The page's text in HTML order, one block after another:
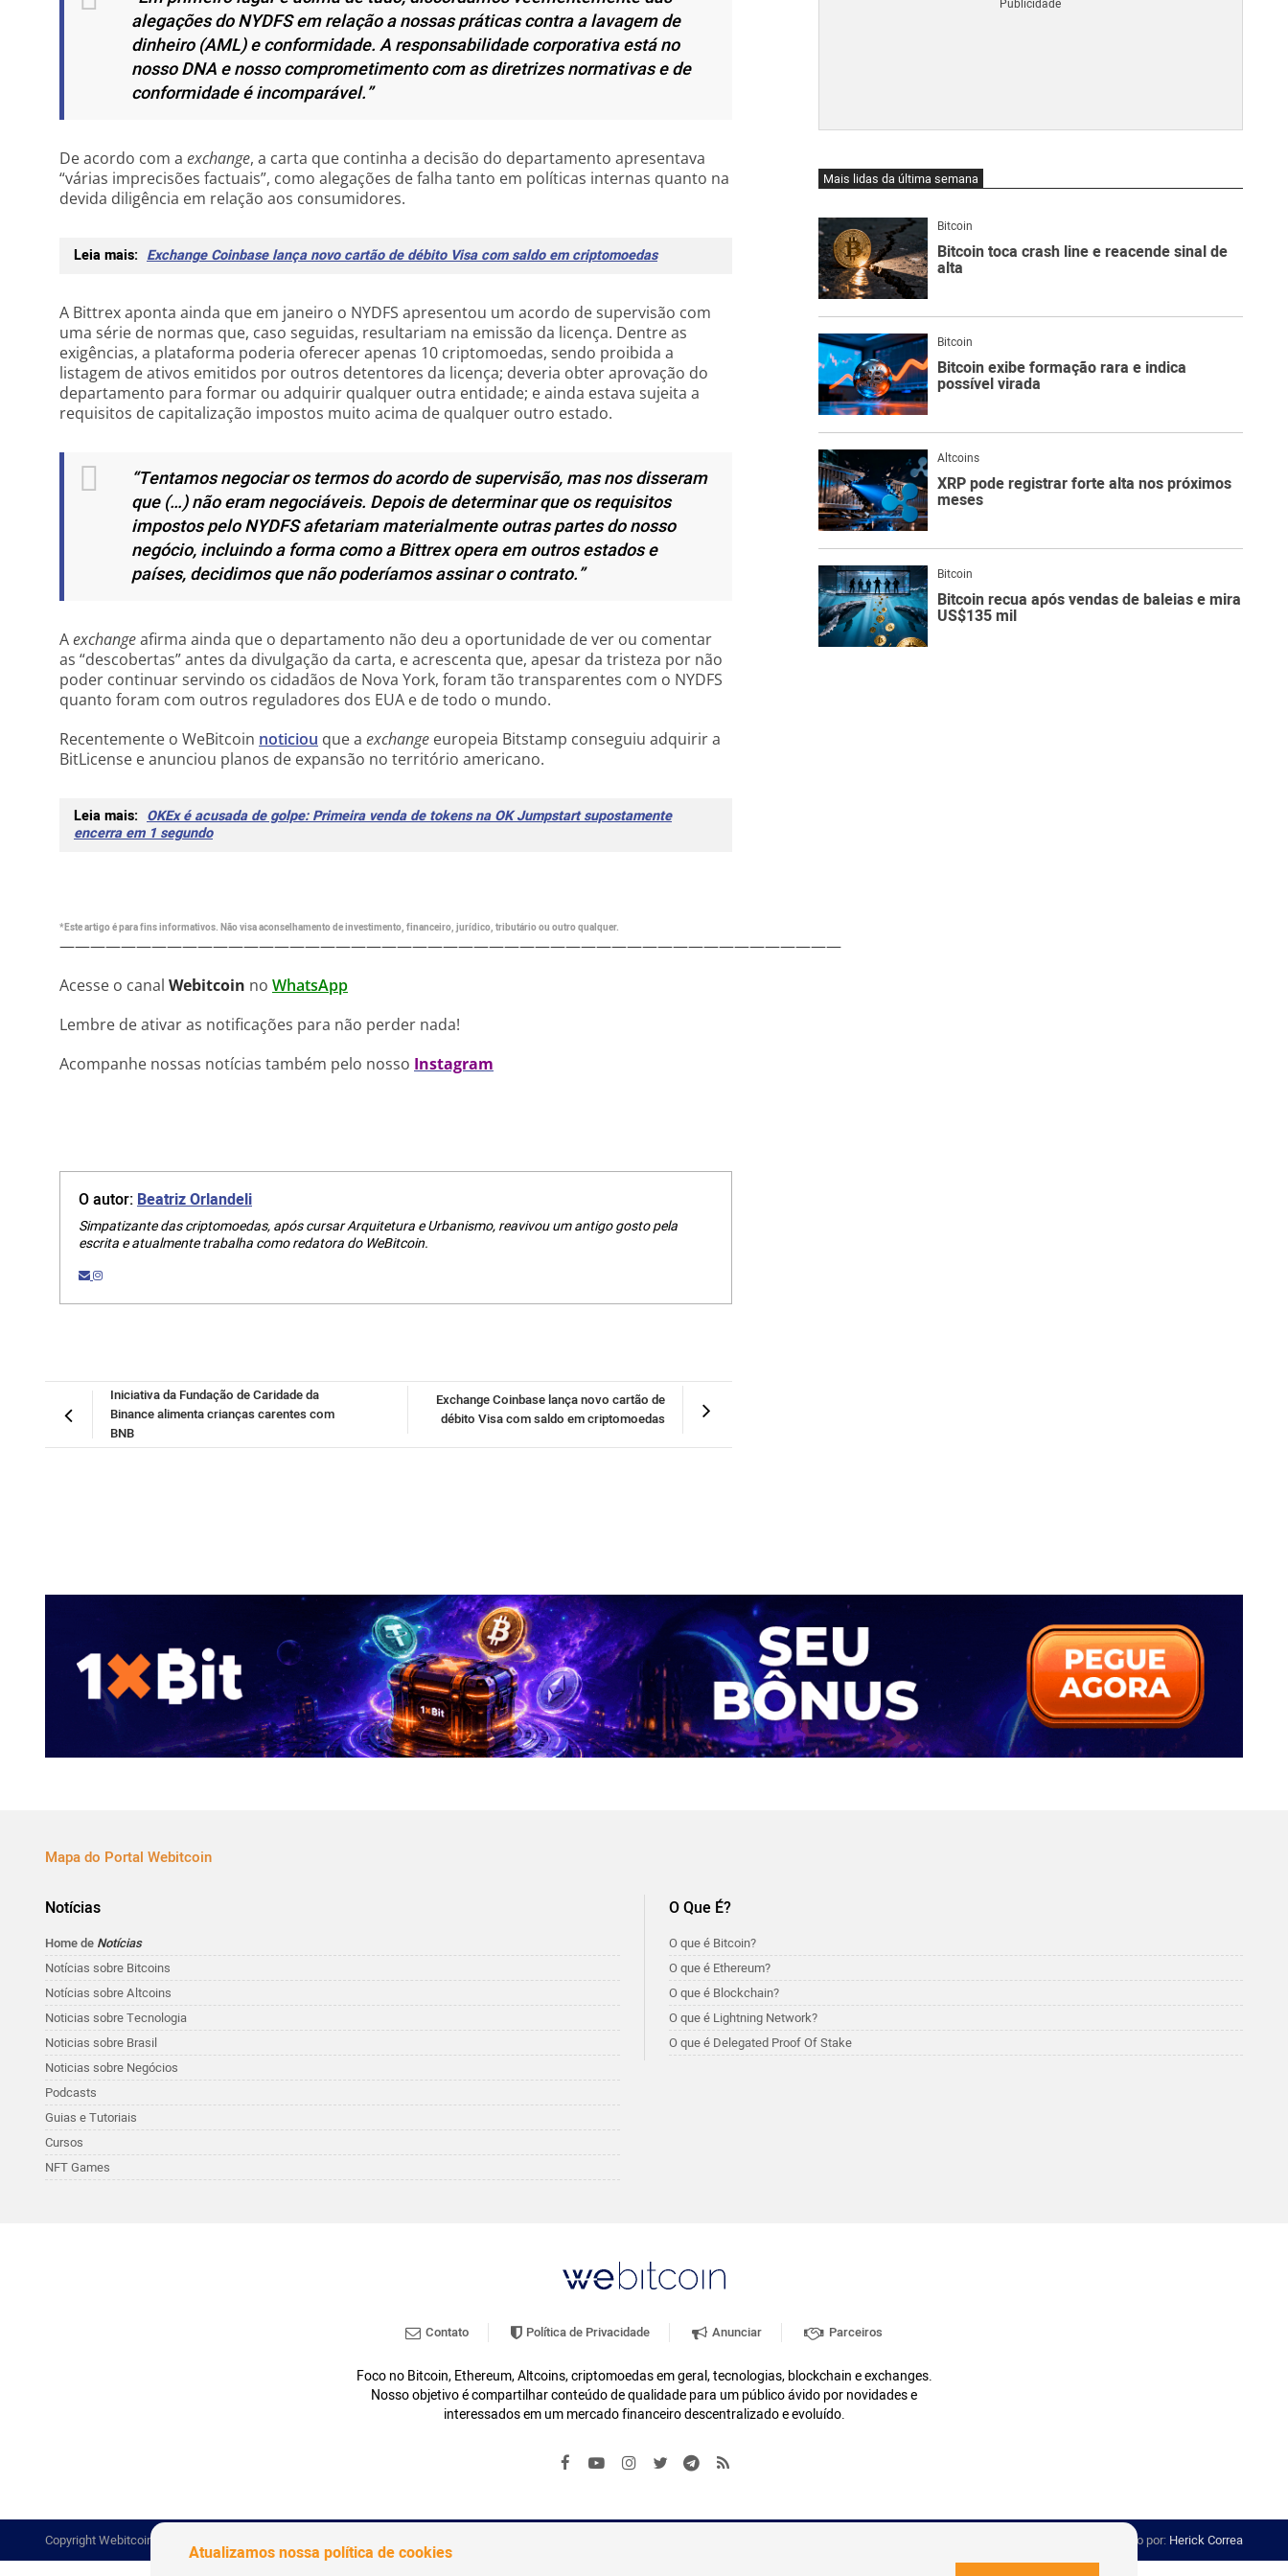
alegações do NYDFS em relação a nossas práticas contra a lavagem de
dinheiro (AML) e conformidade. A responsabilidade corporativa está no
nosso DNA e nosso comprometimento com as diretrizes normativas e de
conformidade é incomparável.”
De acordo com a exchange, a carta que continha a decisão do departamento apresentava
“várias imprecisões factuais”, como alegações de falha tanto em políticas internas quanto na
devida diligência em relação aos consumidores.
Leia mais: Exchange Coinbase lança novo cartão de débito Visa com saldo em criptomoedas
A Bittrex aponta ainda que em janeiro o NYDFS apresentou um acordo de supervisão com
uma série de normas que, caso seguidas, resultariam na emissão da licença. Dentre as
exigências, a plataforma poderia oferecer apenas 10 criptomoedas, sendo proibida a
listagem de ativos emitidos por outros detentores da licença; deveria obter aprovação do
departamento para formar ou adquirir qualquer outra entidade; e ainda estava sujeita a
requisitos de capitalização impostos muito acima de qualquer outro estado.
“Tentamos negociar os termos do acordo de supervisão, mas nos disseram
que (…) não eram negociáveis. Depois de determinar que os requisitos
impostos pelo NYDFS afetariam materialmente outras partes do nosso
negócio, incluindo a forma como a Bittrex opera em outros estados e
países, decidimos que não poderíamos assinar o contrato.”
Aexchangeafirma ainda que o departamento não deu a oportunidade de ver ou comentar
as “descobertas” antes da divulgação da carta, e acrescenta que, apesar da tristeza por não
poder continuar servindo os cidadãos de Nova York, foram tão transparentes com o NYDFS
quanto foram com outros reguladores dos EUA e de todo o mundo.
Recentemente o WeBitcoin noticiou que a exchange europeia Bitstamp conseguiu adquirir a
BitLicense e anunciou planos de expansão no território americano.
Leia mais: OKEx é acusada de golpe: Primeira venda de tokens na OK Jumpstart supostamente
encerra em 1 segundo
*Este artigo é para fins informativos. Não visa aconselhamento de investimento, financeiro, jurídico, tributário ou outro qualquer.
———————————————————————————————————————————————————
Acesse o canal Webitcoin no WhatsApp
Lembre de ativar as notificações para não perder nada!
Acompanhe nossas notícias também pelo nosso Instagram
O autor:Beatriz Orlandeli
Simpatizante das criptomoedas, após cursar Arquitetura e Urbanismo, reavivou um antigo gosto pela
escrita e atualmente trabalha como redatora do WeBitcoin.
Exchange Coinbase lança novo cartão de
débito Visa com saldo em criptomoedas
Iniciativa da Fundação de Caridade da
Binance alimenta crianças carentes com
BNB
Mais lidas da última semana
Bitcoin
Bitcoin toca crash line e reacende sinal de
alta
Bitcoin
Bitcoin exibe formação rara e indica
possível virada
Altcoins
XRP pode registrar forte alta nos próximos
meses
Bitcoin
Bitcoin recua após vendas de baleias e mira
US$135 mil
Mapa do Portal Webitcoin
Notícias
Home de Notícias
Notícias sobre Bitcoins
Notícias sobre Altcoins
Noticias sobre Tecnologia
Noticias sobre Brasil
Noticias sobre Negócios
Podcasts
Guias e Tutoriais
Cursos
NFT Games
O Que É?
O que é Bitcoin?
O que é Ethereum?
O que é Blockchain?
O que é Lightning Network?
O que é Delegated Proof Of Stake
Contato Política de Privacidade Anunciar Parceiros
Foco no Bitcoin, Ethereum, Altcoins, criptomoedas em geral, tecnologias, blockchain e exchanges.
Nosso objetivo é compartilhar conteúdo de qualidade para um público ávido por novidades e
interessados em um mercado financeiro descentralizado e evoluído.
Copyright Webitcoin 2018 - Todos os Direitos Reservados Desenvolvido por: Herick Correa
Atualizamos nossa política de cookies